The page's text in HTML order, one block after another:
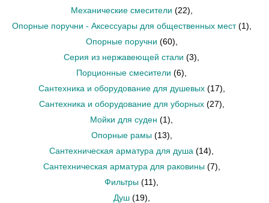
Механические смесители (22)
Опорные поручни - Аксессуары для общественных мест (1)
Опорные поручни (60)
Серия из нержавеющей стали (3)
Порционные смесители (6)
Сантехника и оборудование для душевых (17)
Сантехника и оборудование для уборных (27)
Мойки для суден (1)
Опорные рамы (13)
Сантехническая арматура для душа (14)
Сантехническая арматура для раковины (7)
Фильтры (11)
Душ (19)